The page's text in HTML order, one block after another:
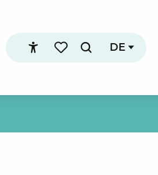
Accessibilité
Voir les favoris
Suche
DE